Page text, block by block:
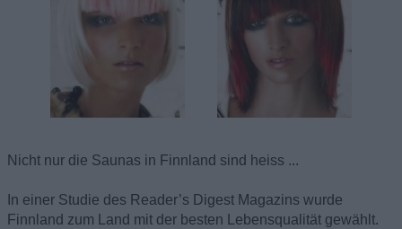
Nicht nur die Saunas in Finnland sind heiss ...
In einer Studie des Reader’s Digest Magazins wurde
Finnland zum Land mit der besten Lebensqualität gewählt.